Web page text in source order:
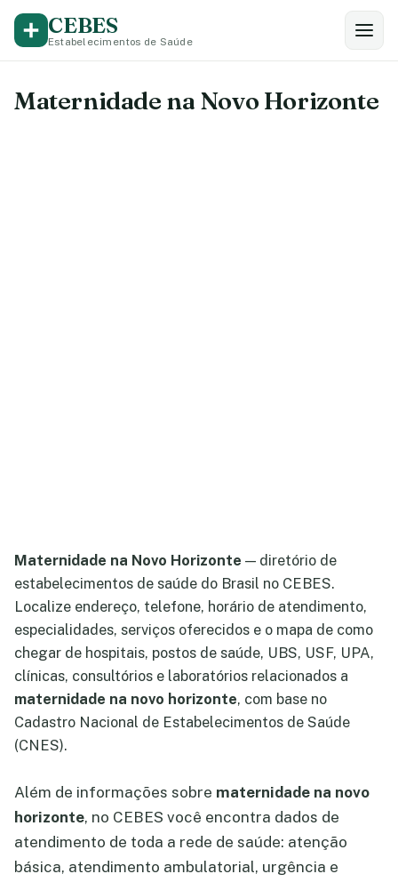
CEBES
Estabelecimentos de Saúde
Maternidade na Novo Horizonte
Maternidade na Novo Horizonte — diretório de
estabelecimentos de saúde do Brasil no CEBES.
Localize endereço, telefone, horário de atendimento,
especialidades, serviços oferecidos e o mapa de como
chegar de hospitais, postos de saúde, UBS, USF, UPA,
clínicas, consultórios e laboratórios relacionados a
maternidade na novo horizonte, com base no
Cadastro Nacional de Estabelecimentos de Saúde
(CNES).
Além de informações sobre maternidade na novo
horizonte, no CEBES você encontra dados de
atendimento de toda a rede de saúde: atenção
básica, atendimento ambulatorial, urgência e